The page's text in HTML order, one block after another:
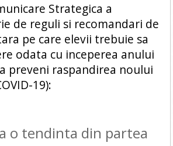
Strategica a
de reguli si recomandari de
pe care elevii trebuie sa
odata cu inceperea anului
preveni raspandirea noului
19):
o tendinta din partea